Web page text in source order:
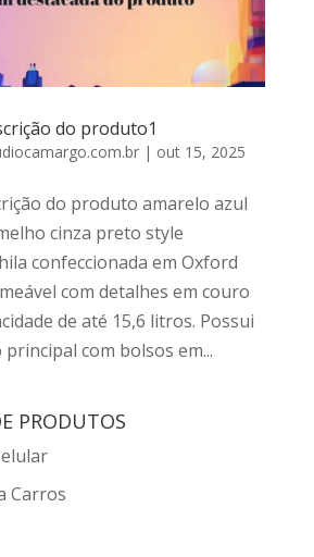
do produto1
| out 15, 2025
do produto amarelo azul
cinza preto style
confeccionada em Oxford
com detalhes em couro
de até 15,6 litros. Possui
com bolsos em...
PRODUTOS
Carros